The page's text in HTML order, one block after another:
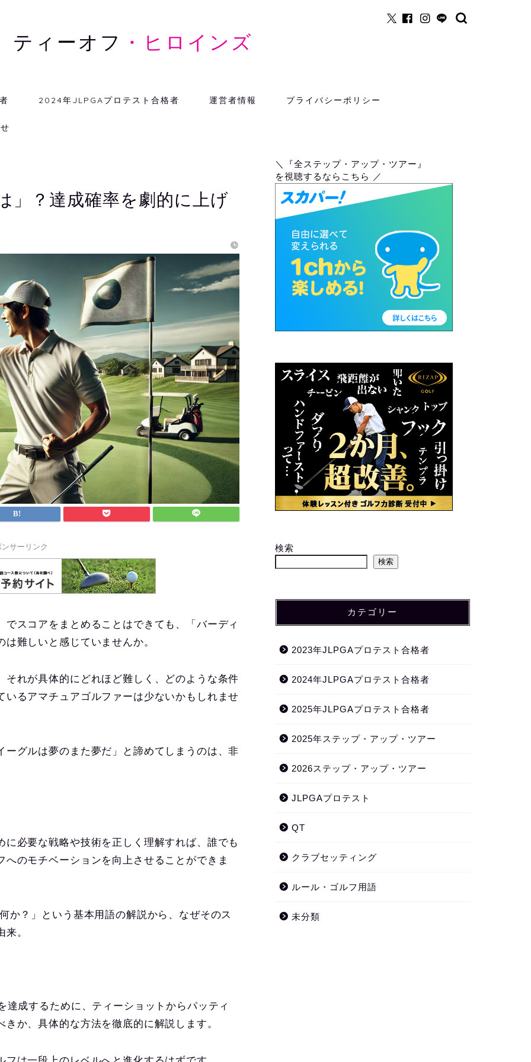
ティーオフ ・ヒロインズ
2024年JLPGAプロテスト合格者 運営者情報 プライバシーポリシー
」？達成確率を劇的に上げ
サーリンク
スコアをまとめることはできても、「バーディ
難しいと感じていませんか。
れが具体的にどれほど難しく、どのような条件
るアマチュアゴルファーは少ないかもしれませ
グルは夢のまた夢だ」と諦めてしまうのは、非
必要な戦略や技術を正しく理解すれば、誰でも
のモチベーションを向上させることができま
か？」という基本用語の解説から、なぜそのス
。
成するために、ティーショットからパッティ
か、具体的な方法を徹底的に解説します。
＼『全ステップ・アップ・ツアー』
を視聴するならこちら ／
検索
検索
カテゴリー
2023年JLPGAプロテスト合格者
2024年JLPGAプロテスト合格者
2025年JLPGAプロテスト合格者
2025年ステップ・アップ・ツアー
2026ステップ・アップ・ツアー
JLPGAプロテスト
QT
クラブセッティング
ルール・ゴルフ用語
未分類